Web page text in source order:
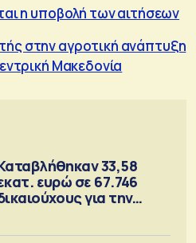
η υποβολή των αιτήσεων
στην αγροτική ανάπτυξη
Μακεδονία
33,58
ευρώ σε 67.746
για την